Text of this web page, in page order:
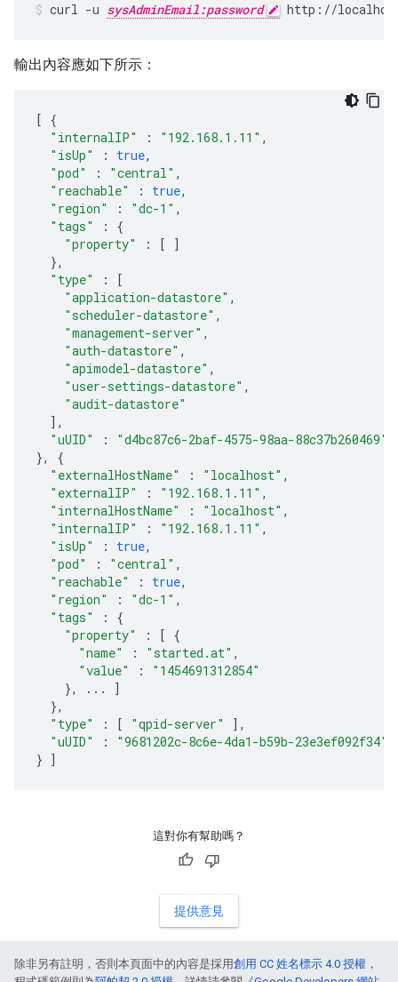
curl -u sysAdminEmail:password http://
輸出內容應如下所示：
[ {
"internalIP"
: "192.168.1.11" ,
"isUp"
: true,
"pod"
: "central" ,
"reachable"
: true,
"region"
: "dc-1" ,
"tags"
:
{
"property"
: [
]
},
"type"
:
[
"application-datastore" ,
"scheduler-datastore" ,
"management-server" ,
"auth-datastore" ,
"apimodel-datastore" ,
"user-settings-datastore" ,
"audit-datastore"
],
"uUID"
:
"d4bc87c6-2baf-4575-98aa-88c37b260469"
},
{
"externalHostName"
: "localhost" ,
"externalIP"
: "192.168.1.11" ,
"internalHostName"
: "localhost" ,
"internalIP"
: "192.168.1.11" ,
"isUp"
: true,
"pod"
: "central" ,
"reachable"
: true,
"region"
: "dc-1" ,
"tags"
:
{
"property"
: [ {
"name"
: "started.at" ,
"value"
:
"1454691312854"
},
...
]
},
"type"
: [ "qpid-server"
],
"uUID"
:
"9681202c-8c6e-4da1-b59b-23e3ef092f34"
} ]
這對你有幫助嗎？
提供意見
除非另有註明，否則本頁面中的內容是採用創用 CC 姓名標示 4.0 授權 ，